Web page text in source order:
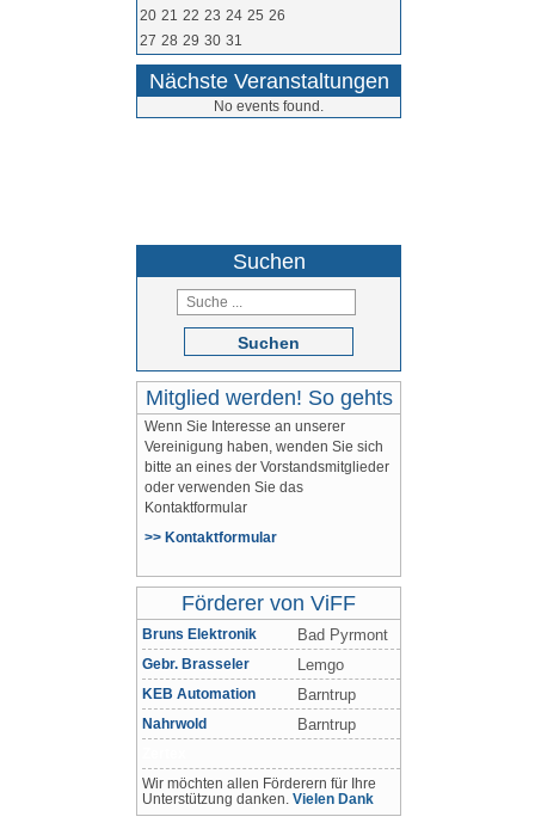
20 21 22 23 24 25 26
27 28 29 30 31
Nächste Veranstaltungen
No events found.
Suchen
Suchen
Mitglied werden! So gehts
Wenn Sie Interesse an unserer
Vereinigung haben, wenden Sie sich
bitte an eines der Vorstandsmitglieder
oder verwenden Sie das
Kontaktformular
>> Kontaktformular
Förderer von ViFF
Bruns Elektronik Bad Pyrmont
Gebr. Brasseler Lemgo
KEB Automation Barntrup
Nahrwold Barntrup
Wir möchten allen Förderern für Ihre
Unterstützung danken. Vielen Dank